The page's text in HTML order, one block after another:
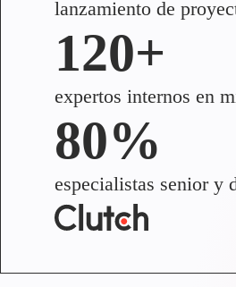
lanzamiento de
120+
expertos internos en
80%
especialistas senior y